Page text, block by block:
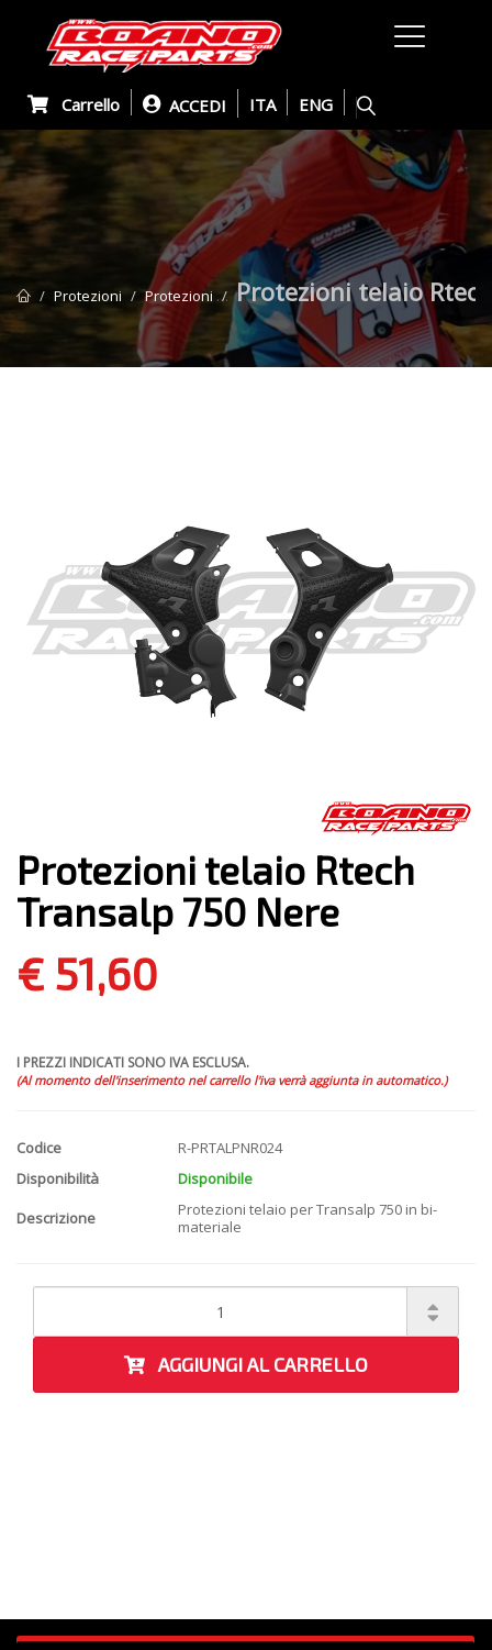
Carrello ACCEDI ITA ENG
Protezioni Protezioni Protezioni telaio
Protezioni telaio Rtech
Transalp 750 Nere
€ 51,60
I PREZZI INDICATI SONO IVA ESCLUSA.
(Al momento dell'inserimento nel carrello l'iva verrà aggiunta in automatico.)
Codice
R-PRTALPNR024
Disponibilità
Disponibile
Descrizione
Protezioni telaio per Transalp 750 in bi-
materiale
AGGIUNGI AL CARRELLO